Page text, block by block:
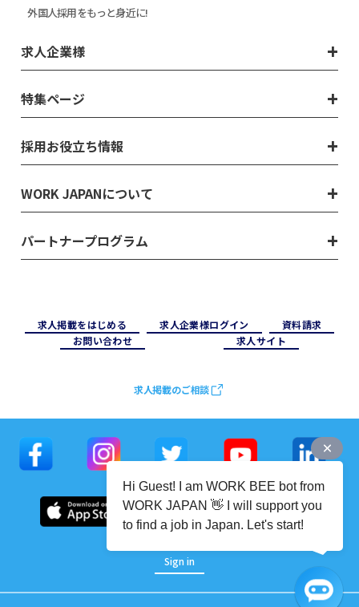
外国人採用をもっと身近に!
求人企業様
特集ページ
採用お役立ち情報
WORK JAPANについて
パートナープログラム
求⼈掲載をはじめる 求⼈企業様ログイン
資料請求
お問い合わせ
求⼈サイト
求人掲載のご相談
Sign in
Hi Guest! I am WORK BEE bot from
WORK JAPAN 👋 I will support you
to find a job in Japan. Let's start!